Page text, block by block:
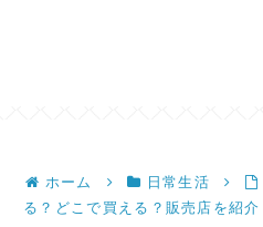
ホーム 日常生活
る？どこで買える？販売店を紹介